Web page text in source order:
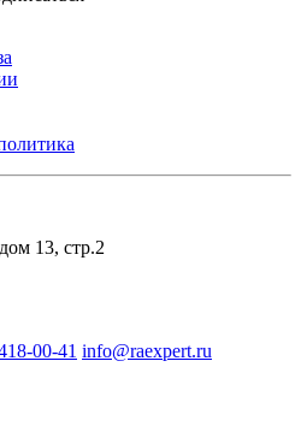
13, стр.2
00-41 info@raexpert.ru